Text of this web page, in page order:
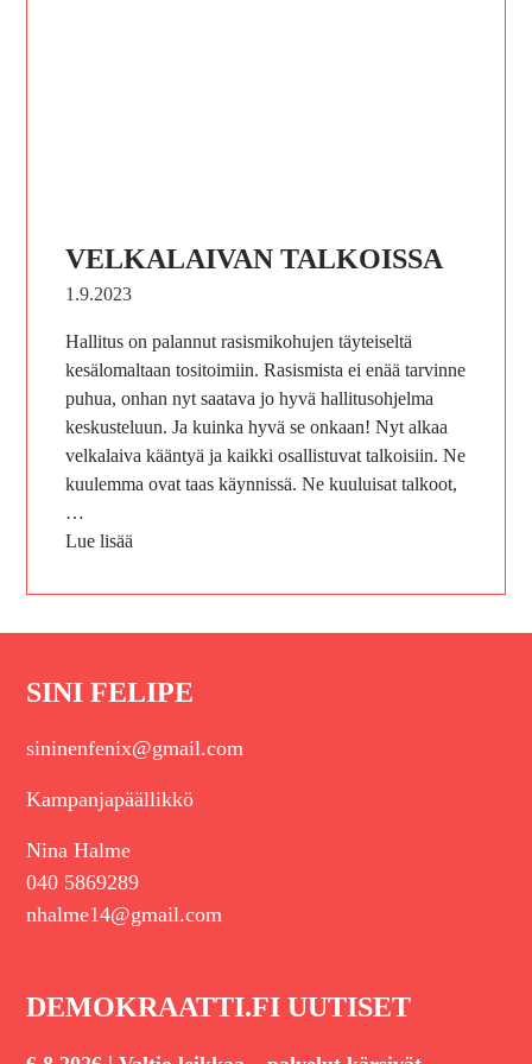
VELKALAIVAN TALKOISSA
1.9.2023
Hallitus on palannut rasismikohujen täyteiseltä
kesälomaltaan tositoimiin. Rasismista ei enää tarvinne
puhua, onhan nyt saatava jo hyvä hallitusohjelma
keskusteluun. Ja kuinka hyvä se onkaan! Nyt alkaa
velkalaiva kääntyä ja kaikki osallistuvat talkoisiin. Ne
kuulemma ovat taas käynnissä. Ne kuuluisat talkoot,
…
Lue lisää
SINI FELIPE
sininenfenix@gmail.com
Kampanjapäällikkö
Nina Halme
040 5869289
nhalme14@gmail.com
DEMOKRAATTI.FI UUTISET